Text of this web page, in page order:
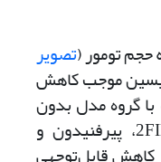
حجم تومور (تصویر
موجب کاهش
با گروه مدل بدون
درمان شد‌. به‌طور مشابه 2‌FINO‌، پیرفنیدون و